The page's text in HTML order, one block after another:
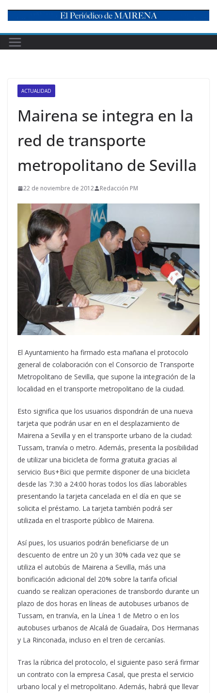
content
ACTUALIDAD
Mairena se integra en la
red de transporte
metropolitano de Sevilla
22 de noviembre de 2012 Redacción PM
El Ayuntamiento ha firmado esta mañana el protocolo
general de colaboración con el Consorcio de Transporte
Metropolitano de Sevilla, que supone la integración de la
localidad en el transporte metropolitano de la ciudad.
Esto significa que los usuarios dispondrán de una nueva
tarjeta que podrán usar en en el desplazamiento de
Mairena a Sevilla y en el transporte urbano de la ciudad:
Tussam, tranvía o metro. Además, presenta la posibilidad
de utilizar una bicicleta de forma gratuita gracias al
servicio Bus+Bici que permite disponer de una bicicleta
desde las 7:30 a 24:00 horas todos los días laborables
presentando la tarjeta cancelada en el día en que se
solicita el préstamo. La tarjeta también podrá ser
utilizada en el trasporte público de Mairena.
Así pues, los usuarios podrán beneficiarse de un
descuento de entre un 20 y un 30% cada vez que se
utiliza el autobús de Mairena a Sevilla, más una
bonificación adicional del 20% sobre la tarifa oficial
cuando se realizan operaciones de transbordo durante un
plazo de dos horas en líneas de autobuses urbanos de
Tussam, en tranvía, en la Línea 1 de Metro o en los
autobuses urbanos de Alcalá de Guadaíra, Dos Hermanas
y La Rinconada, incluso en el tren de cercanías.
Tras la rúbrica del protocolo, el siguiente paso será firmar
un contrato con la empresa Casal, que presta el servicio
urbano local y el metropolitano. Además, habrá que llevar